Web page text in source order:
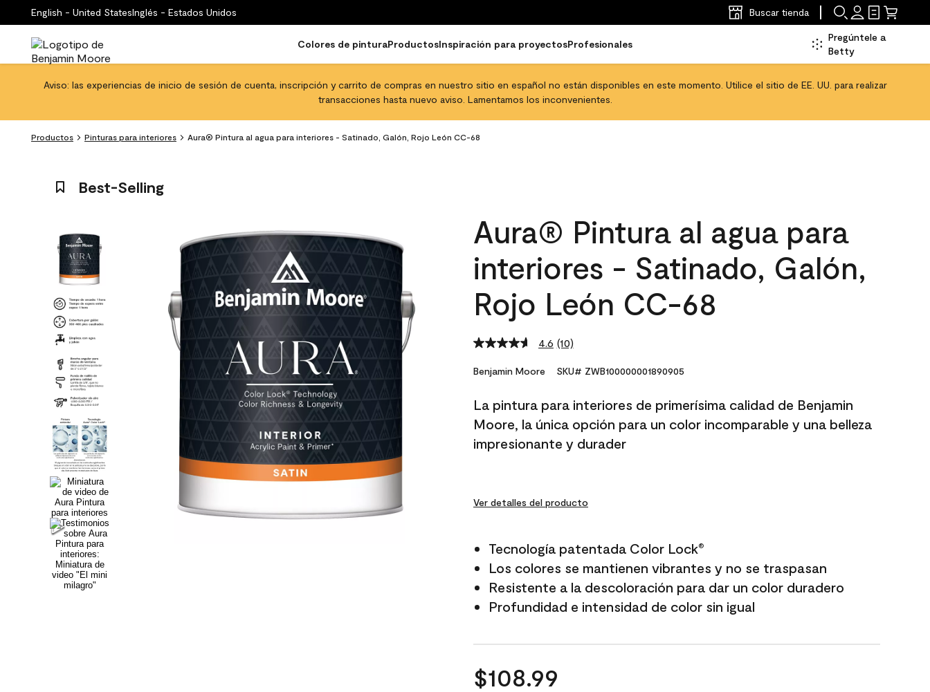
English - United StatesInglés - Estados Unidos Buscar tienda
Colores de pinturaProductosInspiración para proyectosProfesionales
Pregúntele a
Betty
Aviso: las experiencias de inicio de sesión de cuenta, inscripción y carrito de compras en nuestro sitio en español no están disponibles en este momento. Utilice el sitio de EE. UU. para realizar
transacciones hasta nuevo aviso. Lamentamos los inconvenientes.
Productos Pinturas para interiores Aura® Pintura al agua para interiores - Satinado, Galón, Rojo León CC-68
Best-Selling
Aura® Pintura al agua para
interiores - Satinado, Galón,
Rojo León CC-68
4.6 Read
Reviews.
link.
(10)
Benjamin Moore SKU# ZWB100000001890905
La pintura para interiores de primerísima calidad de Benjamin
Moore, la única opción para un color incomparable y una belleza
impresionante y durader
Ver detalles del producto
Tecnología patentada Color Lock®
Los colores se mantienen vibrantes y no se traspasan
Resistente a la descoloración para dar un color duradero
Profundidad e intensidad de color sin igual
$108.99